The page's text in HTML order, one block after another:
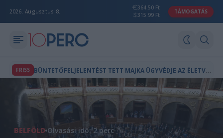
2026. Augusztus 8.
364.50 Ft
315.99 Ft
TÁMOGATÁS
FRISS B
ÜNTETŐFELJELENTÉST TETT MAJKA ÜGYVÉDJE AZ ÉLETVESZÉLYES FENYEGETÉS MIATT
BELFÖLD Olvasási idő: 2 perc